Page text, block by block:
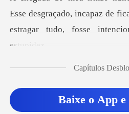
esgraçado, incapaz de
estra
io, né?", grunh
Capítulos
Baixe o App e